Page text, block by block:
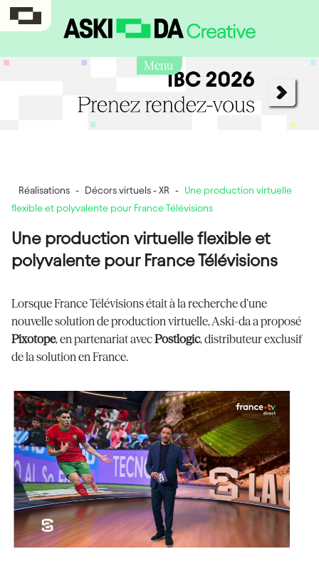
Menu
Réalisations - Décors virtuels - XR - Une production virtuelle
flexible et polyvalente pour France Télévisions
Une production virtuelle flexible et
polyvalente pour France Télévisions
Lorsque France Télévisions était à la recherche d’une
nouvelle solution de production virtuelle, Aski-da a proposé
Pixotope, en partenariat avecPostlogic, distributeur exclusif
de la solution en France.